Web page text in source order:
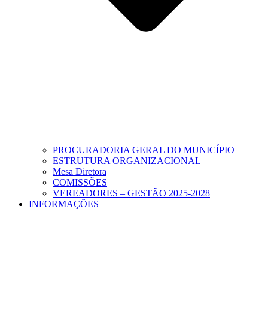
PROCURADORIA GERAL DO MUNICÍPIO
ESTRUTURA ORGANIZACIONAL
Mesa Diretora
COMISSÕES
VEREADORES – GESTÃO 2025-2028
INFORMAÇÕES